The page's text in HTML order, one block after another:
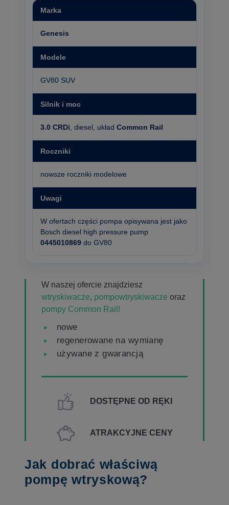
Marka
Genesis
Modele
GV80 SUV
Silnik i moc
3.0 CRDi , diesel, układ Common Rail
Roczniki
nowsze roczniki modelowe
Uwagi
W ofertach części pompa opisywana jest jako
Bosch diesel high pressure pump
0445010869 do GV80
W naszej ofercie znajdziesz
wtryskiwacze, pompowtryskiwacze oraz
pompy Common Rail!
nowe
regenerowane na wymianę
używane z gwarancją
DOSTĘPNE OD RĘKI
ATRAKCYJNE CENY
Jak dobrać właściwą
pompę wtryskową?